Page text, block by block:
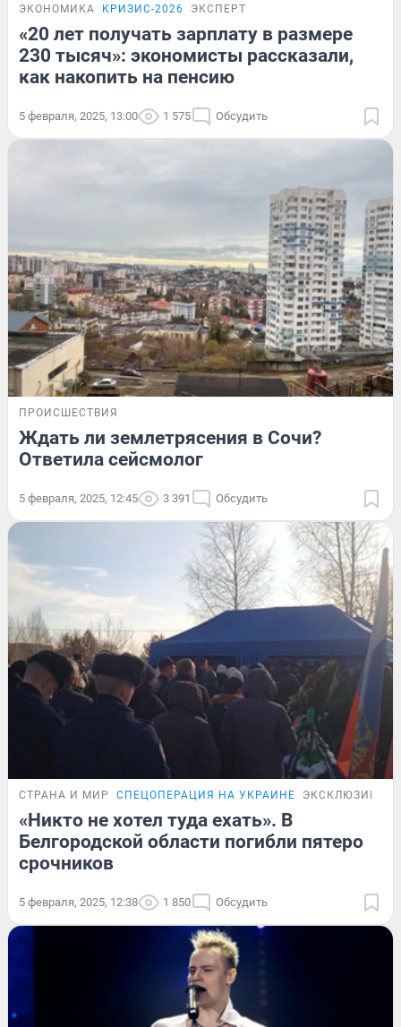
ЭКОНОМИКА КРИЗИС-2026 ЭКСПЕРТ
«20 лет получать зарплату в размере
230 тысяч»: экономисты рассказали,
как накопить на пенсию
5 февраля, 2025, 13:00 1 575 Обсудить
ПРОИСШЕСТВИЯ
Ждать ли землетрясения в Сочи?
Ответила сейсмолог
5 февраля, 2025, 12:45 3 391 Обсудить
СТРАНА И МИР СПЕЦОПЕРАЦИЯ НА УКРАИНЕ ЭКСКЛЮЗИВ
«Никто не хотел туда ехать». В
Белгородской области погибли пятеро
срочников
5 февраля, 2025, 12:38 1 850 Обсудить